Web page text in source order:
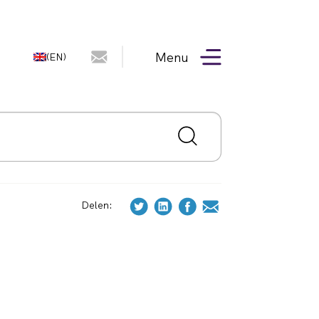
(EN) Menu
Delen: